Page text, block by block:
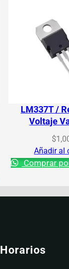
LM337T /
Voltaje
$
Añadir al
Comprar
Horarios